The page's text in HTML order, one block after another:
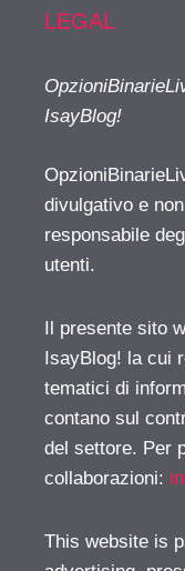
LEGAL
IsayBlog!
divulgativo e
responsabile
utenti.
Il presente sito
IsayBlog! la cui
tematici di
contano sul
del settore. Per
collaborazioni:
This website is